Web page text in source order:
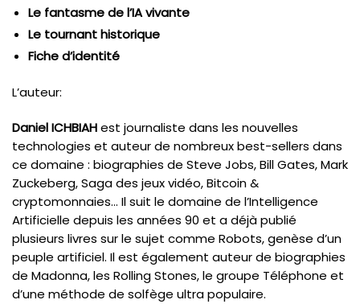
Le fantasme de l’IA vivante
Le tournant historique
Fiche d’identité
L’auteur:
Daniel ICHBIAHest journaliste dans les nouvelles
technologies et auteur de nombreux best-sellers dans
ce domaine : biographies de Steve Jobs, Bill Gates, Mark
Zuckeberg, Saga des jeux vidéo, Bitcoin &
cryptomonnaies… Il suit le domaine de l’Intelligence
Artificielle depuis les années 90 et a déjà publié
plusieurs livres sur le sujet comme Robots, genèse d’un
peuple artificiel. Il est également auteur de biographies
de Madonna, les Rolling Stones, le groupe Téléphone et
d’une méthode de solfège ultra populaire.